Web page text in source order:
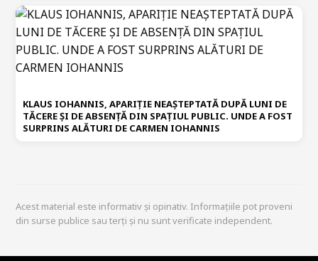
KLAUS IOHANNIS, APARIȚIE NEAȘTEPTATĂ DUPĂ LUNI DE
TĂCERE ȘI DE ABSENȚĂ DIN SPAȚIUL PUBLIC. UNDE A FOST
SURPRINS ALĂTURI DE CARMEN IOHANNIS
Acest material este informativ și opinativ. Informațiile pot proveni
din surse publice sau terți și nu sunt verificate independent.